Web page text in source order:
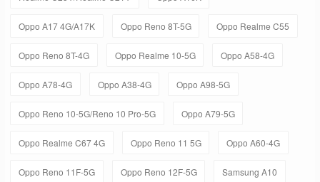
Oppo A17 4G/A17K Oppo Reno 8T-5G Oppo Realme C55
Oppo Reno 8T-4G Oppo Realme 10-5G Oppo A58-4G
Oppo A78-4G Oppo A38-4G Oppo A98-5G
Oppo Reno 10-5G/Reno 10 Pro-5G Oppo A79-5G
Oppo Realme C67 4G Oppo Reno 11 5G Oppo A60-4G
Oppo Reno 11F-5G Oppo Reno 12F-5G Samsung A10